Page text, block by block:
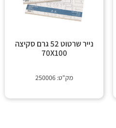
נייר שרטוט 52 גרם סקיצה
70X100
מק"ט: 250006